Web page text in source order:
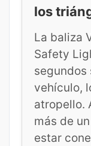
los
La baliza
Safety
segundos
vehículo,
atropello.
más de
estar